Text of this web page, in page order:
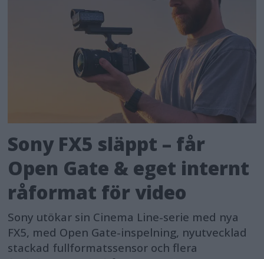
Sony FX5 släppt – får
Open Gate & eget internt
råformat för video
Sony utökar sin Cinema Line-serie med nya
FX5, med Open Gate-inspelning, nyutvecklad
stackad fullformatssensor och flera